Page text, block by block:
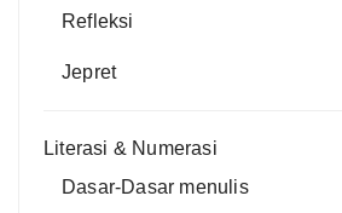
Refleksi
Jepret
Literasi & Numerasi
Dasar-Dasar menulis